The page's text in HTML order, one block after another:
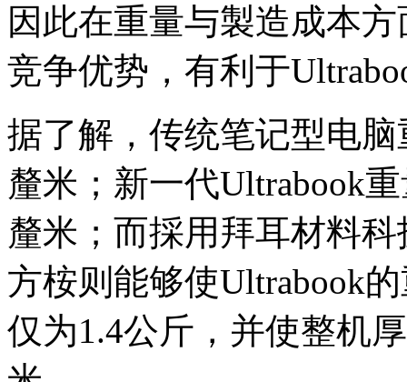
因此在重量与製造成本
竞争优势，有利于
据了解，传统笔记型电
釐米；新一代Ultrabook
釐米；而採用拜耳材料
方桉则能够使Ultrabook
仅为1.4公斤，并使整机